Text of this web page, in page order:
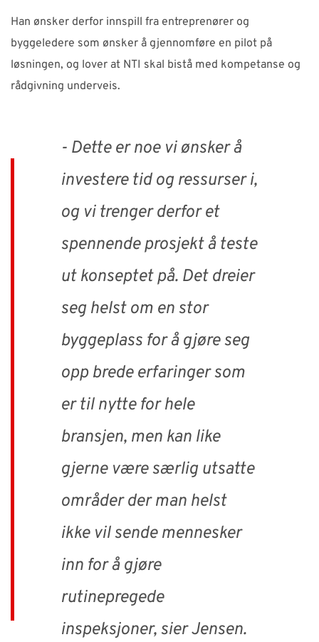
Han ønsker derfor innspill fra entreprenører og
byggeledere som ønsker å gjennomføre en pilot på
løsningen, og lover at NTI skal bistå med kompetanse og
rådgivning underveis.
- Dette er noe vi ønsker å
investere tid og ressurser i,
og vi trenger derfor et
spennende prosjekt å teste
ut konseptet på. Det dreier
seg helst om en stor
byggeplass for å gjøre seg
opp brede erfaringer som
er til nytte for hele
bransjen, men kan like
gjerne være særlig utsatte
områder der man helst
ikke vil sende mennesker
inn for å gjøre
rutinepregede
inspeksjoner, sier Jensen.